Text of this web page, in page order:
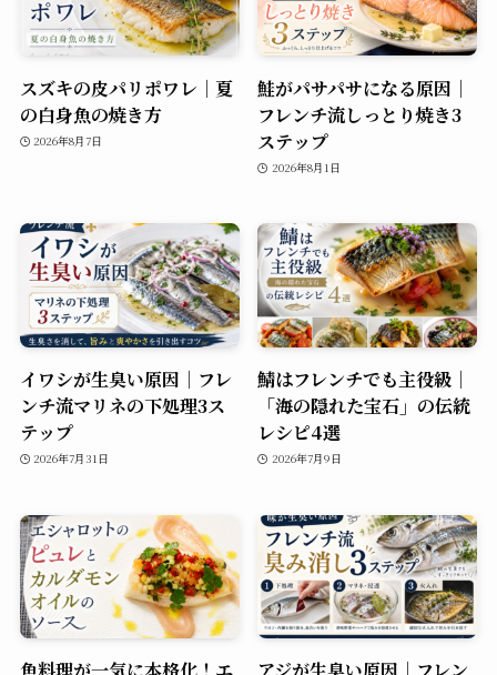
スズキの皮パリポワレ｜夏
の白身魚の焼き方
2026年8月7日
鮭がパサパサになる原因｜
フレンチ流しっとり焼き3
ステップ
2026年8月1日
イワシが生臭い原因｜フレ
ンチ流マリネの下処理3ス
テップ
2026年7月31日
鯖はフレンチでも主役級｜
「海の隠れた宝石」の伝統
レシピ4選
2026年7月9日